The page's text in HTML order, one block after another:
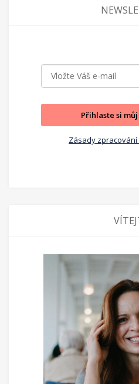
Přihlaste si
Zásady